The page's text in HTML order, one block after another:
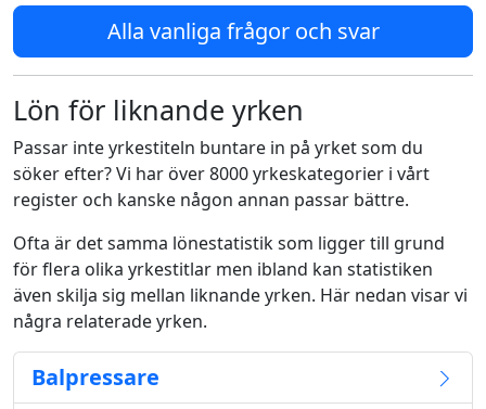
Alla vanliga frågor och svar
Lön för liknande yrken
Passar inte yrkestiteln buntare in på yrket som du
söker efter? Vi har över 8000 yrkeskategorier i vårt
register och kanske någon annan passar bättre.
Ofta är det samma lönestatistik som ligger till grund
för flera olika yrkestitlar men ibland kan statistiken
även skilja sig mellan liknande yrken. Här nedan visar vi
några relaterade yrken.
Balpressare